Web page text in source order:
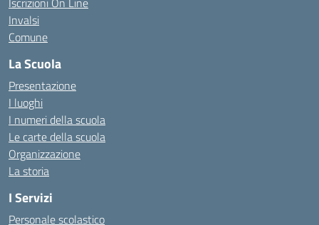
Invalsi
Comune
La Scuola
Presentazione
I luoghi
I numeri della scuola
Le carte della scuola
Organizzazione
La storia
I Servizi
Personale scolastico